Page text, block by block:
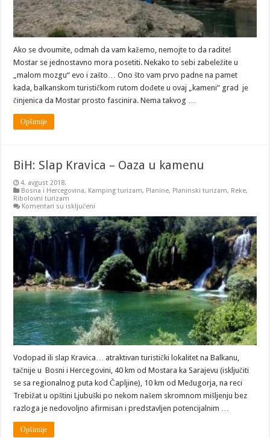
Ako se dvoumite, odmah da vam kažemo, nemojte to da radite!
Mostar se jednostavno mora posetiti. Nekako to sebi zabeležite u
„malom mozgu“ evo i zašto… Ono što vam prvo padne na pamet
kada, balkanskom turističkom rutom dođete u ovaj „kameni“ grad je
činjenica da Mostar prosto fascinira. Nema takvog …
Opširnije
BiH: Slap Kravica – Oaza u kamenu
4. avgust 2018.
Bosna i Hercegovina, Kamping turizam, Planine, Planinski turizam, Reke,
Ribolovni turizam
Komentari su isključeni
Slap
Kravica
–
Oaza
kamenu
Vodopad ili slap Kravica… atraktivan turistički lokalitet na Balkanu,
tačnije u Bosni i Hercegovini, 40 km od Mostara ka Sarajevu (isključiti
se sa regionalnog puta kod Čapljine), 10 km od Međugorja, na reci
Trebižat u opštini Ljubuški po nekom našem skromnom mišljenju bez
razloga je nedovoljno afirmisan i predstavljen potencijalnim …
Opširnije